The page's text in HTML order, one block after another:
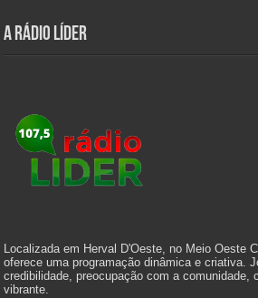
A Rádio Líder
Localizada em Herval D'Oeste, no Meio Oeste
oferece uma programação dinâmica e criativa.
credibilidade, preocupação com a comunidade,
vibrante.